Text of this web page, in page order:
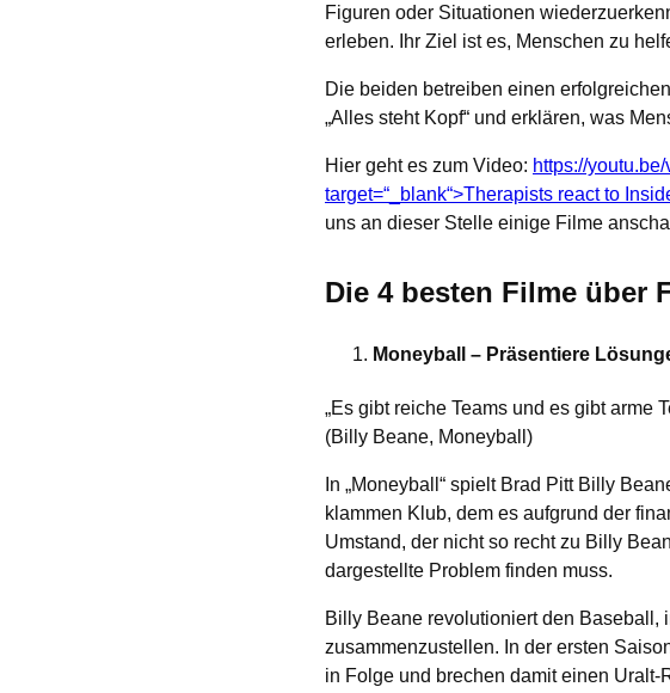
Figuren oder Situationen
erleben. Ihr Ziel ist es, Menschen zu
Die beiden betreiben einen
„Alles steht Kopf“ und erklären, was
Hier geht es zum Video: https://
target=“_blank“>Therapists react to
uns an dieser Stelle einige Filme
Die 4 besten Filme über
Moneyball – Präsentiere
„Es gibt reiche Teams und es gibt arme
(Billy Beane, Moneyball)
In „Moneyball“ spielt Brad Pitt Billy
klammen Klub, dem es aufgrund der
Umstand, der nicht so recht zu Billy
dargestellte Problem finden muss.
Billy Beane revolutioniert den Baseball,
zusammenzustellen. In der ersten
in Folge und brechen damit einen